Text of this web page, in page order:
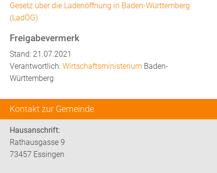
Kontakt zur Gemeinde
Hausanschrift:
Rathausgasse 9
73457 Essingen
Gesetz über die Ladenöffnung in Baden-Württemberg
(LadÖG)
Freigabevermerk
Stand: 21.07.2021
Verantwortlich: Wirtschaftsministerium Baden-
Württemberg